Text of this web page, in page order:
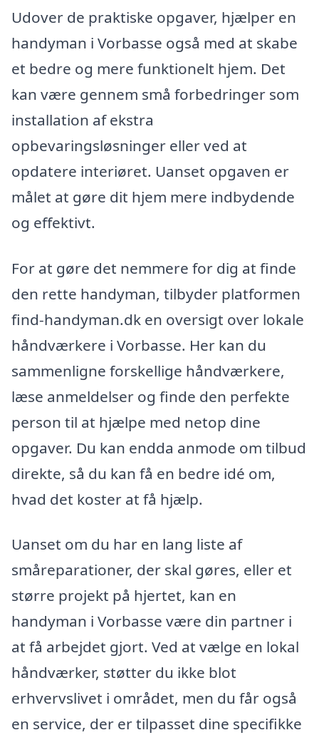
Udover de praktiske opgaver, hjælper en
handyman i Vorbasse også med at skabe
et bedre og mere funktionelt hjem. Det
kan være gennem små forbedringer som
installation af ekstra
opbevaringsløsninger eller ved at
opdatere interiøret. Uanset opgaven er
målet at gøre dit hjem mere indbydende
og effektivt.
For at gøre det nemmere for dig at finde
den rette handyman, tilbyder platformen
find-handyman.dk en oversigt over lokale
håndværkere i Vorbasse. Her kan du
sammenligne forskellige håndværkere,
læse anmeldelser og finde den perfekte
person til at hjælpe med netop dine
opgaver. Du kan endda anmode om tilbud
direkte, så du kan få en bedre idé om,
hvad det koster at få hjælp.
Uanset om du har en lang liste af
småreparationer, der skal gøres, eller et
større projekt på hjertet, kan en
handyman i Vorbasse være din partner i
at få arbejdet gjort. Ved at vælge en lokal
håndværker, støtter du ikke blot
erhvervslivet i området, men du får også
en service, der er tilpasset dine specifikke